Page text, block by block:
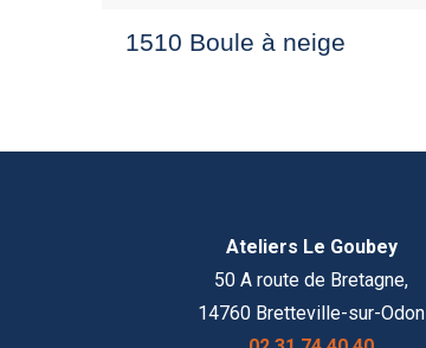
1510 Boule à neige
Ateliers Le Goubey
50 A route de Bretagne,
14760 Bretteville-sur-Odon